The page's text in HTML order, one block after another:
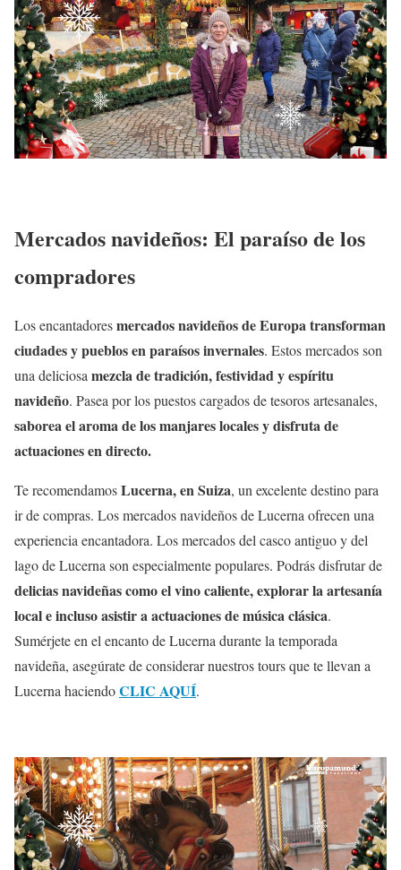
Mercados navideños: El paraíso de los
compradores
Los encantadoresmercados navideños de Europa transforman
ciudades y pueblos en paraísos invernales. Estos mercados son
una deliciosa mezcla de tradición, festividad y espíritu
navideño. Pasea por los puestos cargados de tesoros artesanales,
saborea el aroma de los manjares locales y disfruta de
actuaciones en directo.
Te recomendamosLucerna, en Suiza, un excelente destino para
ir de compras. Los mercados navideños de Lucerna ofrecen una
experiencia encantadora. Los mercados del casco antiguo y del
lago de Lucerna son especialmente populares. Podrás disfrutar de
delicias navideñas como el vino caliente, explorar la artesanía
local e incluso asistir a actuaciones de música clásica.
Sumérjete en el encanto de Lucerna durante la temporada
navideña, asegúrate de considerar nuestros tours que te llevan a
Lucerna haciendoCLIC AQUÍ.